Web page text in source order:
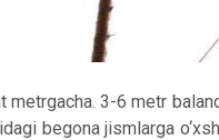
3-6 metr
begona jismlarga